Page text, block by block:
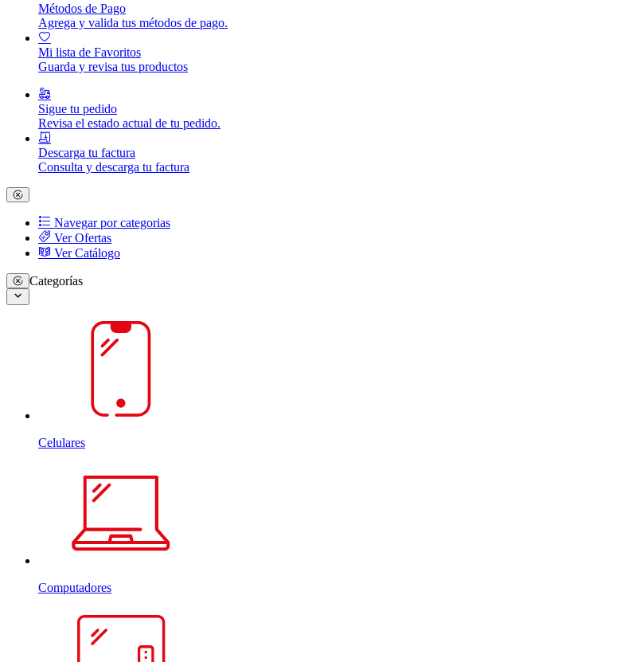
Métodos de Pago
Agrega y valida tus métodos de pago.
Mi lista de Favoritos
Guarda y revisa tus productos
Sigue tu pedido
Revisa el estado actual de tu pedido.
Descarga tu factura
Consulta y descarga tu factura
Navegar por categorias
Ver Ofertas
Ver Catálogo
Categorías
Celulares
Computadores